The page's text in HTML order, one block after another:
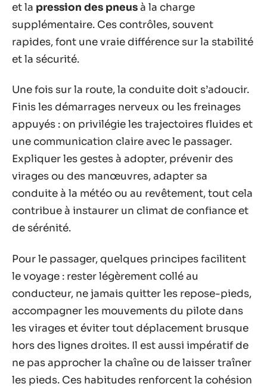
et la pression des pneusà la charge
supplémentaire. Ces contrôles, souvent
rapides, font une vraie différence sur la stabilité
et la sécurité.
Une fois sur la route, la conduite doit s’adoucir.
Finis les démarrages nerveux ou les freinages
appuyés : on privilégie les trajectoires fluides et
une communication claire avec le passager.
Expliquer les gestes à adopter, prévenir des
virages ou des manœuvres, adapter sa
conduite à la météo ou au revêtement, tout cela
contribue à instaurer un climat de confiance et
de sérénité.
Pour le passager, quelques principes facilitent
le voyage : rester légèrement collé au
conducteur, ne jamais quitter les repose-pieds,
accompagner les mouvements du pilote dans
les virages et éviter tout déplacement brusque
hors des lignes droites. Il est aussi impératif de
ne pas approcher la chaîne ou de laisser traîner
les pieds. Ces habitudes renforcent la cohésion